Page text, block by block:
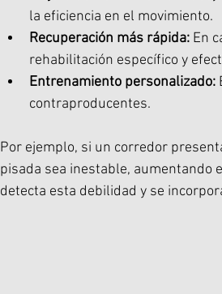
la eficiencia en el movimiento.
Recuperación más rápida: En
rehabilitación específico y
Entrenamiento personalizado:
contraproducentes.
Por ejemplo, si un corredor
pisada sea inestable, aumentando
detecta esta debilidad y se